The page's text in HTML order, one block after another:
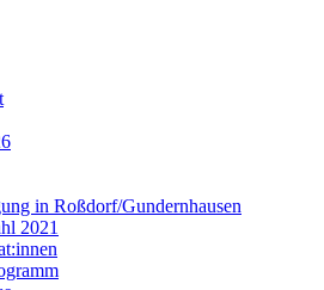
in Roßdorf/Gundernhausen
2021